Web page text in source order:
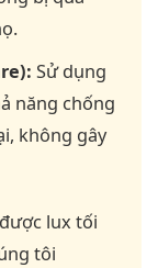
Sử dụng
năng chống
không gây
lux tối
tôi